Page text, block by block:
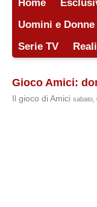
Home
Uomini e Donne
Serie TV
Gioco Amici:
Il gioco di Amici sabato,